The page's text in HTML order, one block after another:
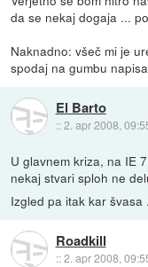
da se nekaj dogaja ...
Naknadno: všeč mi je
spodaj na gumbu
El Barto
::2. apr 2008,
U glavnem kriza, na IE
nekaj stvari sploh ne
Izgled pa itak kar švasa
Roadkill
::2. apr 2008,